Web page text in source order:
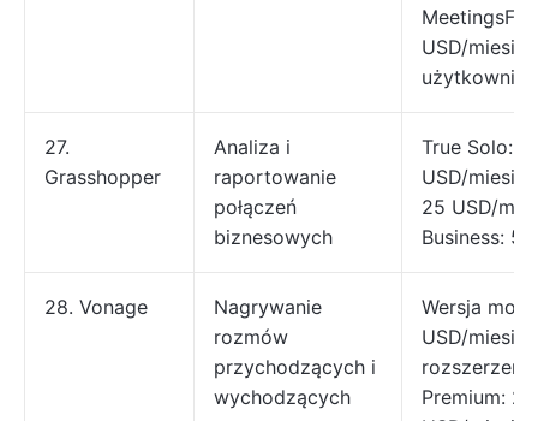
USD/
użytkownika
27.
Grasshopper
Analiza i
raportowanie
połączeń
biznesowych
True Solo: 14
USD/
25 USD/
Business:
28. Vonage
Nagrywanie
rozmów
przychodzących i
wychodzących
Wersja
USD/
Premium: